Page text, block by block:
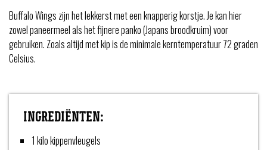
Buffalo Wings zijn het lekkerst met een knapperig korstje. Je kan hier
zowel paneermeel als het fijnere panko (Japans broodkruim) voor
gebruiken. Zoals altijd met kip is de minimale kerntemperatuur 72 graden
Celsius.
INGREDIËNTEN:
1 kilo kippenvleugels